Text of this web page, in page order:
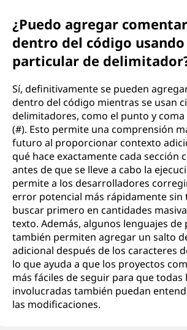
¿Puedo agregar
dentro del código
particular de
Sí, definitivamente se pueden
dentro del código mientras se usan
delimitadores, como el punto y coma
(#). Esto permite una comprensión
futuro al proporcionar contexto
qué hace exactamente cada sección
antes de que se lleve a cabo la
permite a los desarrolladores
error potencial más rápidamente sin
buscar primero en cantidades
texto. Además, algunos lenguajes
también permiten agregar un salto
adicional después de los caracteres
lo que ayuda a que los proyectos
más fáciles de seguir para que todas
involucradas también puedan
las modificaciones.